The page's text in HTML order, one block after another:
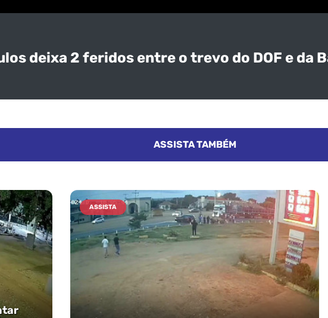
deixa 2 feridos entre o trevo do DOF e da
ASSISTA TAMBÉM
ASSISTA